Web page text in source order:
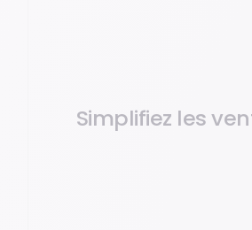
Simplifiez les
Gérez les prix, les
commande personnalisés